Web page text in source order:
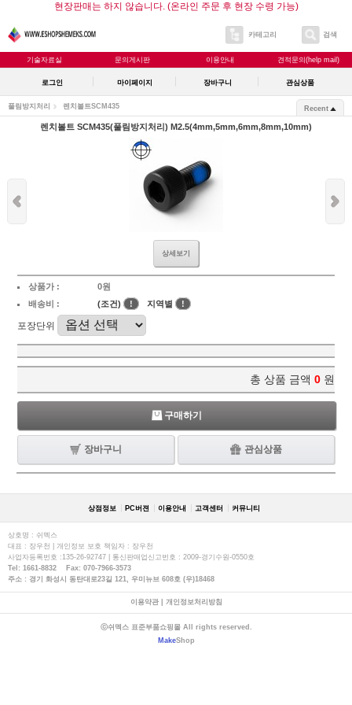
현장판매는 하지 않습니다. (온라인 주문 후 현장 수령 가능)
카테고리 검색
기술자료실 문의게시판 이용안내 견적문의(help mail)
로그인 마이페이지 장바구니 관심상품
풀림방지처리 렌치볼트SCM435 Recent
렌치볼트 SCM435(풀림방지처리) M2.5(4mm,5mm,6mm,8mm,10mm)
상세보기
상품가 :
0원
배송비 :
(조건) ! 지역별 !
포장단위
총 상품 금액 0 원
구매하기
장바구니 관심상품
상점정보 PC버젼 이용안내 고객센터 커뮤니티
상호명 : 쉬멕스
대표 : 장우천 | 개인정보 보호 책임자 : 장우천
사업자등록번호 :135-26-92747 | 통신판매업신고번호 : 2009-경기수원-0550호
Tel: 1661-8832 Fax: 070-7966-3573
주소 : 경기 화성시 동탄대로23길 121, 우미뉴브 608호 (우)18468
이용약관| 개인정보처리방침
ⓒ쉬멕스 표준부품쇼핑몰 All rights reserved.
MakeShop